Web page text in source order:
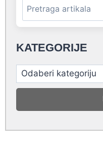
KATEGORIJE